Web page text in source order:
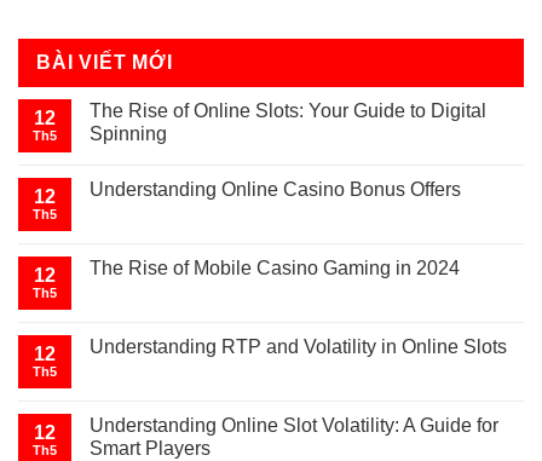
BÀI VIẾT MỚI
12
Th5
The Rise of Online Slots: Your Guide to Digital
Spinning
12
Th5
Understanding Online Casino Bonus Offers
12
Th5
The Rise of Mobile Casino Gaming in 2024
12
Th5
Understanding RTP and Volatility in Online Slots
12
Th5
Understanding Online Slot Volatility: A Guide for
Smart Players